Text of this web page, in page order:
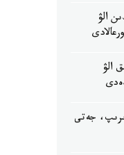
الۋ
الۋ
جەتى